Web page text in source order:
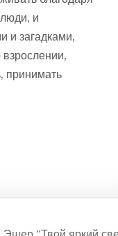
и
и загадками,
взрослении,
принимать